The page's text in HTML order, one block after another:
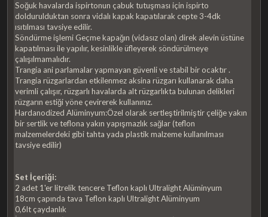
Soğuk havalarda ispirtonun çabuk tutuşması için ispirto
doldurulduktan sonra vidalı kapak kapatılarak cepte 3-4dk
ısıtılması tavsiye edilir.
Söndürme işlemi Geçme kapağın (vidasız olan) direk alevin üstüne
kapatılması ile yapılır, kesinlikle üfleyerek söndürülmeye
çalışılmamalıdır.
Trangia ani parlamalar yapmayan güvenli ve stabil bir ocaktır .
Trangia rüzgarlardan etkilenmez aksina rüzgarı kullanarak daha
verimli çalışır, rüzgarlı havalarda alt rüzgarlıkta bulunan delikleri
rüzgarın estiği yöne çevirerek kullanınız.
Hardanodized Alüminyum:Özel olarak sertleştirilmiştir çeliğe yakın
bir sertlik ve teflona yakın yapışmazlık sağlar (teflon
malzemelerdeki gibi tahta yada plastik malzeme kullanılması
tavsiye edilir)
Set İçeriği:
2 adet 1'er litrelik tencere Teflon kaplı Ultralight Alüminyum
18cm çapında tava Teflon kaplı Ultralight Alüminyum
0,6lt çaydanlık